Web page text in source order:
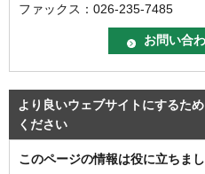
ファックス：026-235-7485
より良いウェブサイトにするた
ください
このページの情報は役に立ちま